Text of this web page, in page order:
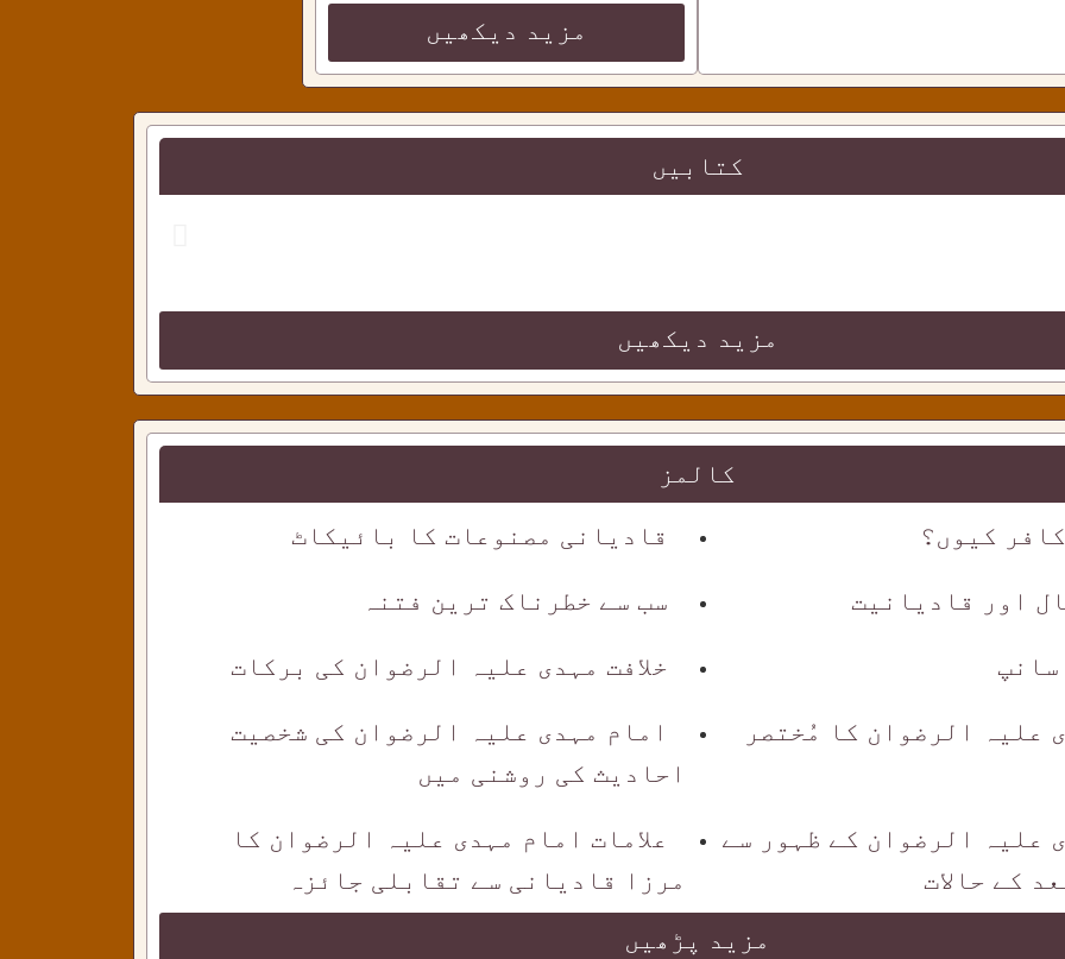
مزید دیکھیں
کتابیں
مزید دیکھیں
کالمز
کیوں؟ قادیانی مصنوعات کا بائیکاٹ
اور قادیانیت سب سے خطرناک ترین فتنہ
سانپ خلافت مہدی علیہ الرضوان کی برکات
علیہ الرضوان کا مُختصر
امام مہدی علیہ الرضوان کی شخصیت
احادیث کی روشنی میں
علیہ الرضوان کے ظہور سے
کے حالات
علامات امام مہدی علیہ الرضوان کا
مرزا قادیانی سے تقابلی جائزہ
مزید پڑھیں